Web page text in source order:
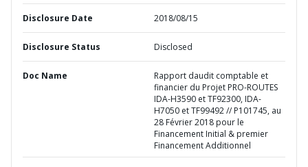
Disclosure Date 2018/08/15
Disclosure Status Disclosed
Doc Name
Rapport daudit comptable et
financier du Projet PRO-ROUTES
IDA-H3590 et TF92300, IDA-
H7050 et TF99492 // P101745, au
28 Février 2018 pour le
Financement Initial & premier
Financement Additionnel